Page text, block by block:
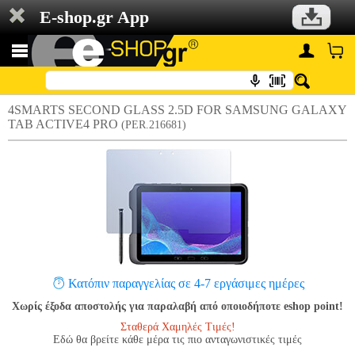
E-shop.gr App
4SMARTS SECOND GLASS 2.5D FOR SAMSUNG GALAXY
TAB ACTIVE4 PRO (PER.216681)
Κατόπιν παραγγελίας σε 4-7 εργάσιμες ημέρες
Χωρίς έξοδα αποστολής για παραλαβή από οποιοδήποτε eshop point!
Σταθερά Χαμηλές Τιμές!
Εδώ θα βρείτε κάθε μέρα τις πιο ανταγωνιστικές τιμές